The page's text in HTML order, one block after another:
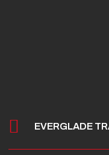
EVERGLADE